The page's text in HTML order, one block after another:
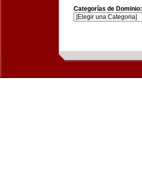
Categorías de Dominio: